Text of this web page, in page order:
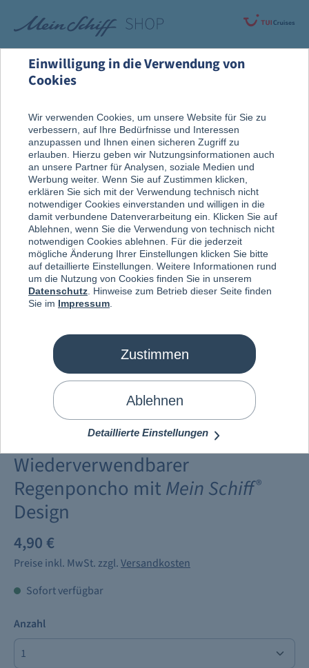
Alle Produkte Fanartikel
Wiederverwendbarer
Regenponcho mitMein Schiff
Design
Wiederverwendbarer
Regenponcho mit Mein Schiff®
Design
4,90 €
Preise inkl. MwSt. zzgl.Versandkosten
Sofort verfügbar
Anzahl
Einwilligung in die Verwendung von
Cookies
Wir verwenden Cookies, um unsere Website für Sie zu
verbessern, auf Ihre Bedürfnisse und Interessen
anzupassen und Ihnen einen sicheren Zugriff zu
erlauben. Hierzu geben wir Nutzungsinformationen auch
an unsere Partner für Analysen, soziale Medien und
Werbung weiter. Wenn Sie auf Zustimmen klicken,
erklären Sie sich mit der Verwendung technisch nicht
notwendiger Cookies einverstanden und willigen in die
damit verbundene Datenverarbeitung ein. Klicken Sie auf
Ablehnen, wenn Sie die Verwendung von technisch nicht
notwendigen Cookies ablehnen. Für die jederzeit
mögliche Änderung Ihrer Einstellungen klicken Sie bitte
auf detaillierte Einstellungen. Weitere Informationen rund
um die Nutzung von Cookies finden Sie in unserem
Datenschutz . Hinweise zum Betrieb dieser Seite finden
Sie im Impressum
Zustimmen
Ablehnen
Detaillierte Einstellungen